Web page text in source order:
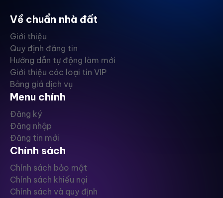
Về chuẩn nhà đất
Giới thiệu
Quy định đăng tin
Hướng dẫn tự động làm mới
Giới thiệu các loại tin VIP
Bảng giá dịch vụ
Menu chính
Đăng ký
Đăng nhập
Đăng tin mới
Chính sách
Chính sách bảo mật
Chính sách khiếu nại
Chính sách và quy định